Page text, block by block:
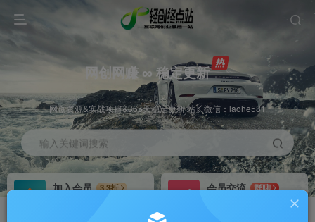
网创网赚 ∞ 稳定更新
网创资源&实战项目&365天稳定更新 站长微信：laohe581
输入关键词搜索
加入会员
3.3折
会员交流
群聊